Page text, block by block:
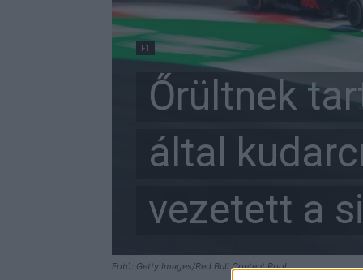
Fotó: Getty Images/Red Bull Content Pool
F1
Őrültnek
által
vezetett a